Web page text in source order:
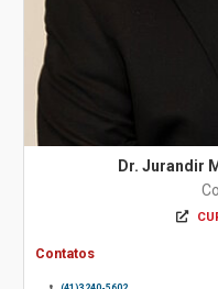
Dr. Jurandir
Contatos